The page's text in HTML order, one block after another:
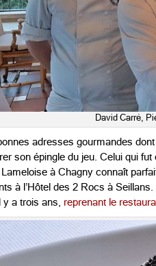
David Carré,
adresses gourmandes
son épingle du jeu. Celui qui
à Chagny connaît
à l’Hôtel des 2 Rocs à
y a trois ans, reprenant le